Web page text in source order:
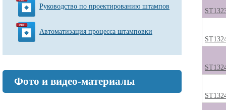
Руководство по проектированию штампов
Автоматизация процесса штамповки
Фото и видео-материалы